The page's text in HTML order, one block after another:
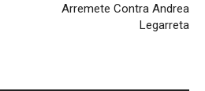
Arremete Contra Andrea
Legarreta